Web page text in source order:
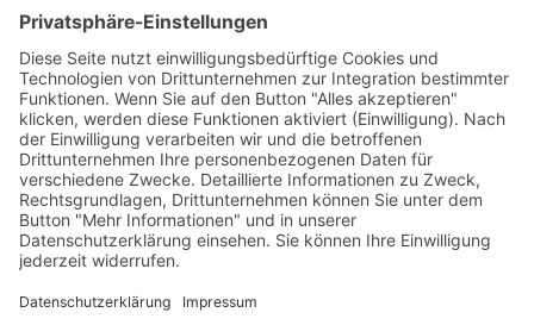
Podcasts, Themen und Informationen.
Entdecken Sie unser Forum für Medien, Bildung
und Demokratie - jederzeit und überall
verfügbar.
Mehr erfahren